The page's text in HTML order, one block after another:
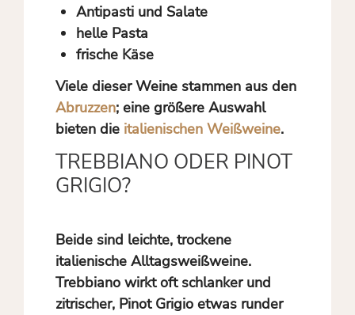
Antipasti und Salate
helle Pasta
frische Käse
Viele dieser Weine stammen aus den
Abruzzen; eine größere Auswahl
bieten die italienischen Weißweine.
TREBBIANO ODER PINOT
GRIGIO?
Beide sind leichte, trockene
italienische Alltagsweißweine.
Trebbiano wirkt oft schlanker und
zitrischer, Pinot Grigio etwas runder